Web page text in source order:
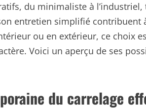
du minimaliste à
entretien simplifié contribuent
ou en extérieur, ce choix
Voici un aperçu de ses
du carrelage